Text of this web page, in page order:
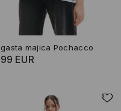
majica Pochacco
EUR